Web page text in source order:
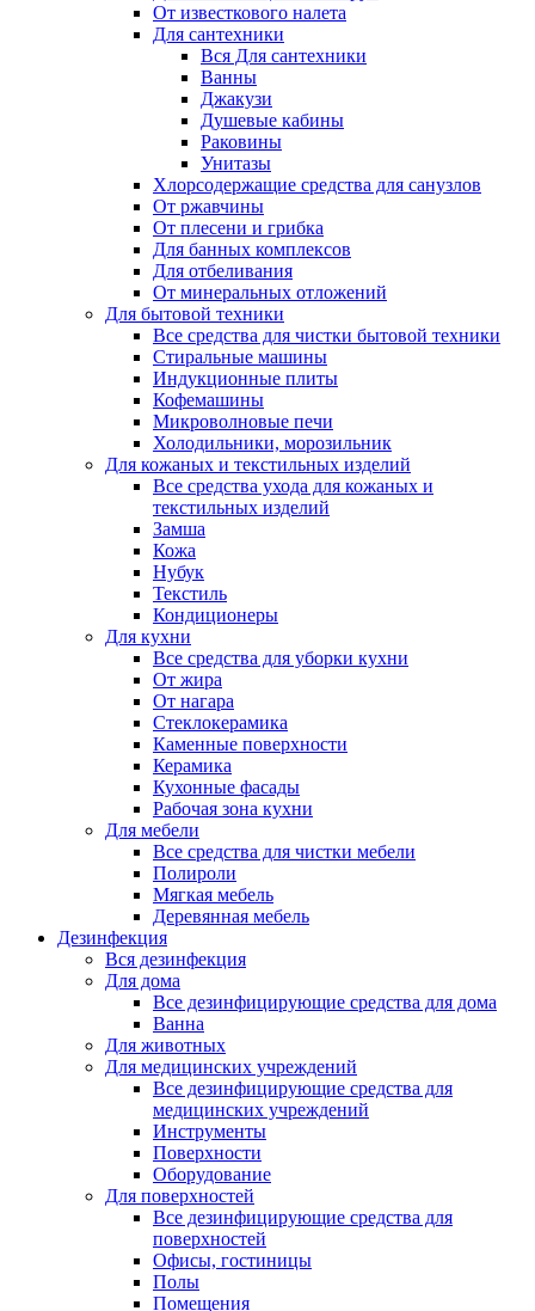
От известкового налета
Для сантехники
Вся Для сантехники
Ванны
Джакузи
Душевые кабины
Раковины
Унитазы
Хлорсодержащие средства для санузлов
От ржавчины
От плесени и грибка
Для банных комплексов
Для отбеливания
От минеральных отложений
Для бытовой техники
Все средства для чистки бытовой техники
Стиральные машины
Индукционные плиты
Кофемашины
Микроволновые печи
Холодильники, морозильник
Для кожаных и текстильных изделий
Все средства ухода для кожаных и
текстильных изделий
Замша
Кожа
Нубук
Текстиль
Кондиционеры
Для кухни
Все средства для уборки кухни
От жира
От нагара
Стеклокерамика
Каменные поверхности
Керамика
Кухонные фасады
Рабочая зона кухни
Для мебели
Все средства для чистки мебели
Полироли
Мягкая мебель
Деревянная мебель
Дезинфекция
Вся дезинфекция
Для дома
Все дезинфицирующие средства для дома
Ванна
Для животных
Для медицинских учреждений
Все дезинфицирующие средства для
медицинских учреждений
Инструменты
Поверхности
Оборудование
Для поверхностей
Все дезинфицирующие средства для
поверхностей
Офисы, гостиницы
Полы
Помещения